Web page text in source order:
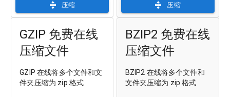
压缩 压缩
GZIP 免费在线
压缩文件
GZIP 在线将多个文件和文
件夹压缩为 zip 格式
BZIP2 免费在线
压缩文件
BZIP2 在线将多个文件和
文件夹压缩为 zip 格式